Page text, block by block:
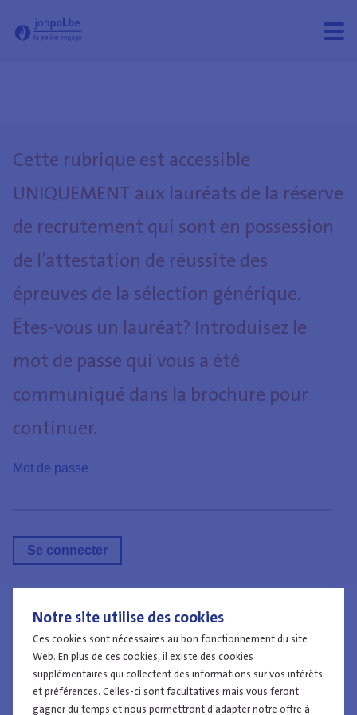
Notre site utilise des cookies
Ces cookies sont nécessaires au bon fonctionnement du site
Web. En plus de ces cookies, il existe des cookies
supplémentaires qui collectent des informations sur vos intérêts
et préférences. Celles-ci sont facultatives mais vous feront
gagner du temps et nous permettront d'adapter notre offre à
- Jobpol
Cette rubrique est accessible
UNIQUEMENT aux lauréats de la réserve
de recrutement qui sont en possession
de l’attestation de réussite des
épreuves de la sélection générique.
Êtes-vous un lauréat? Introduisez le
mot de passe qui vous a été
communiqué dans la brochure pour
continuer.
Mot de passe
Travailler à la police